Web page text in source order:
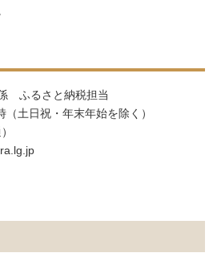
ふるさと納税担当
土日祝・年末年始を除く）